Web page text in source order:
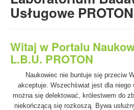
- Elementy budowy
Usługowe PROTON
Witaj w Portalu
L.B.U. PROTON
Naukowiec nie buntuje się przeciw
akceptuje. Wszechświat jest dla niego
można się delektować, królestwem do
niekończącą się rozkoszą. Bywa